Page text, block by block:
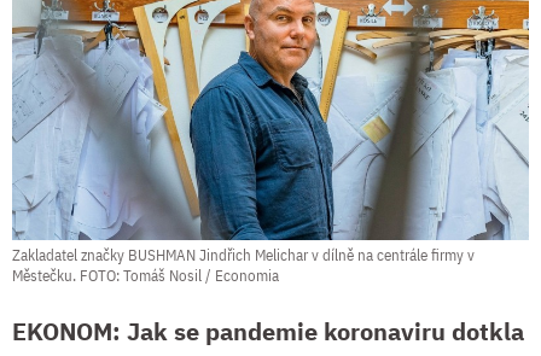
Zakladatel značky BUSHMAN Jindřich Melichar v dílně na centrále firmy v
Městečku. FOTO: Tomáš Nosil / Economia
EKONOM: Jak se pandemie koronaviru dotkla